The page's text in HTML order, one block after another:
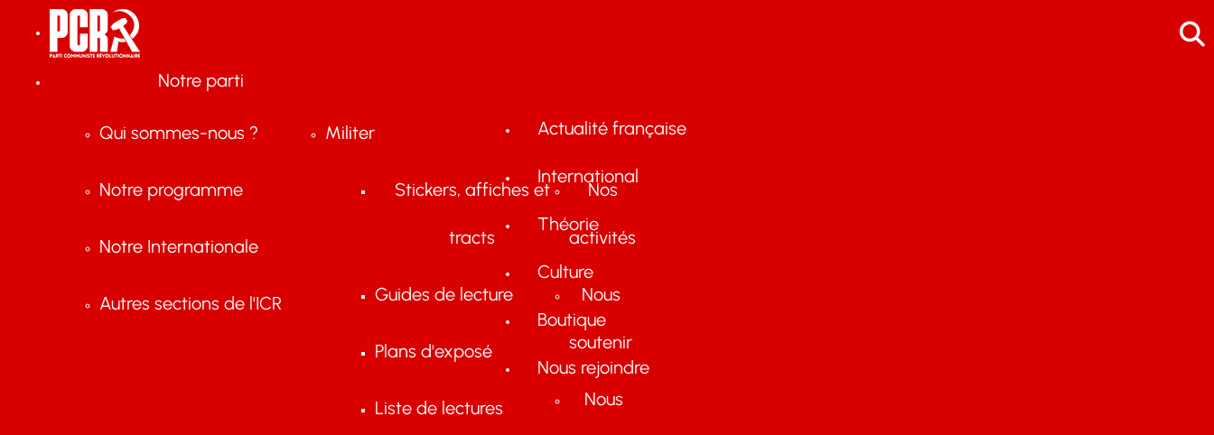
Notre parti
Qui sommes-nous ?
Notre programme
Notre Internationale
Autres sections de l'ICR
Militer
Stickers, affiches et
tracts
Guides de lecture
Plans d'exposé
Liste de lectures
Nos
activités
Nous
soutenir
Nous
Actualité française
International
Théorie
Culture
Boutique
Nous rejoindre